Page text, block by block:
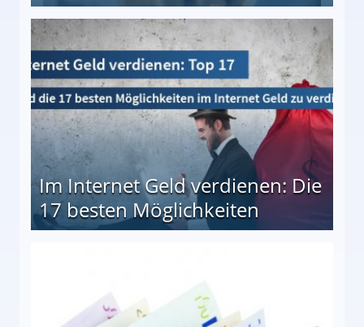
besten Möglichkeiten
Im Internet Geld verdienen: Die
17 besten Möglichkeiten